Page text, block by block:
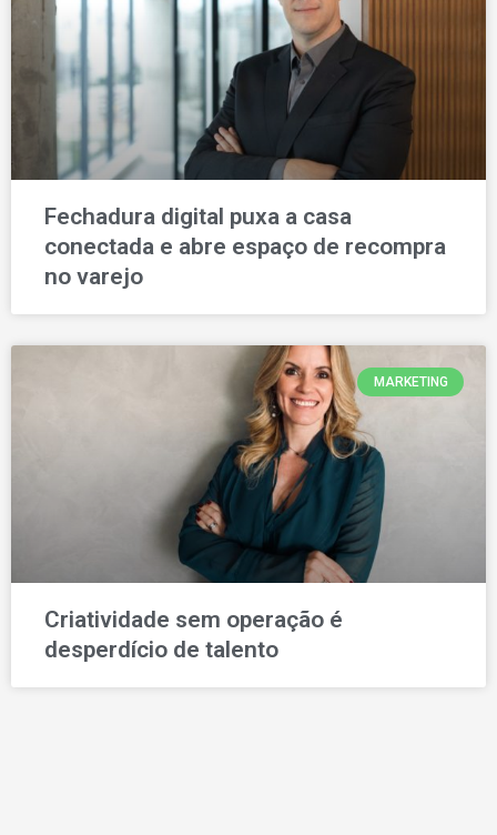
Fechadura digital puxa a casa
conectada e abre espaço de recompra
no varejo
MARKETING
Criatividade sem operação é
desperdício de talento